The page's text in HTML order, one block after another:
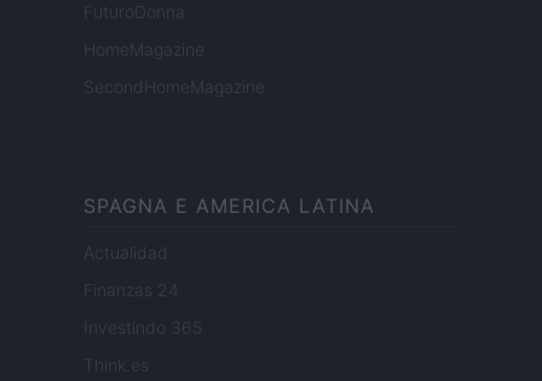
FuturoDonna
HomeMagazine
SecondHomeMagazine
SPAGNA E AMERICA LATINA
Actualidad
Finanzas 24
Investindo 365
Think.es